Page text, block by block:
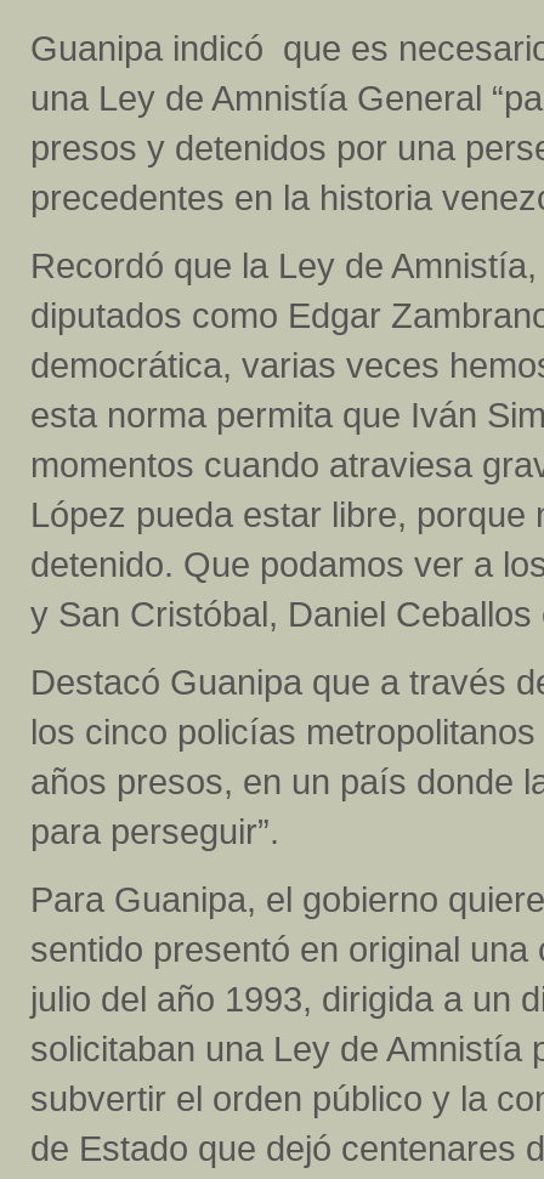
Guanipa indicó que es
una Ley de Amnistía General
presos y detenidos por una
precedentes en la historia
Recordó que la Ley de
diputados como Edgar
democrática, varias veces
esta norma permita que Iván
momentos cuando atraviesa
López pueda estar libre,
detenido. Que podamos ver a
y San Cristóbal, Daniel Ceballos
Destacó Guanipa que a través
los cinco policías
años presos, en un país donde
para perseguir”.
Para Guanipa, el gobierno
sentido presentó en original
julio del año 1993, dirigida a un
solicitaban una Ley de Amnistía
subvertir el orden público y la
de Estado que dejó centenares